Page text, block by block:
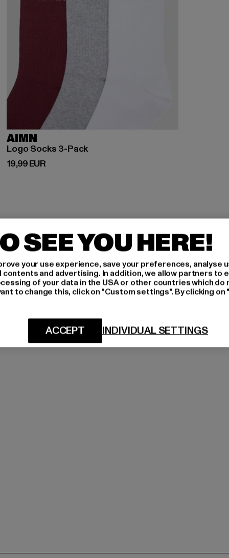
AIMN
Logo Socks 3-Pack
19,99 EUR
Derzeitiger Preis: 19,99 EUR
SEE YOU HERE!
your use experience, save your preferences, analyse
and advertising. In addition, we allow partners to
of your data in the USA or other countries which do
to change this, click on "Custom settings". By clicking
INDIVIDUAL SETTINGS
ACCEPT